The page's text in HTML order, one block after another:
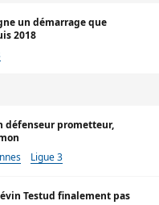
un démarrage que
2018
défenseur prometteur,
Ligue 3
Testud finalement pas